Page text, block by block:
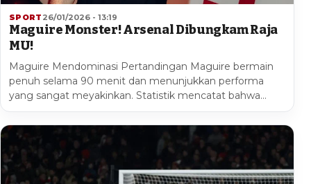
SPORT 26/01/2026 - 13:19
Maguire Monster! Arsenal Dibungkam Raja
MU!
Maguire Mendominasi Pertandingan Maguire bermain
penuh selama 90 menit dan menunjukkan performa
yang sangat meyakinkan. Statistik mencatat bahwa…